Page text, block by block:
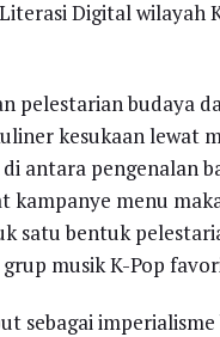
Digital wilayah
pelestarian budaya
kesukaan lewat
antara pengenalan
kampanye menu
satu bentuk
musik K-Pop
sebagai